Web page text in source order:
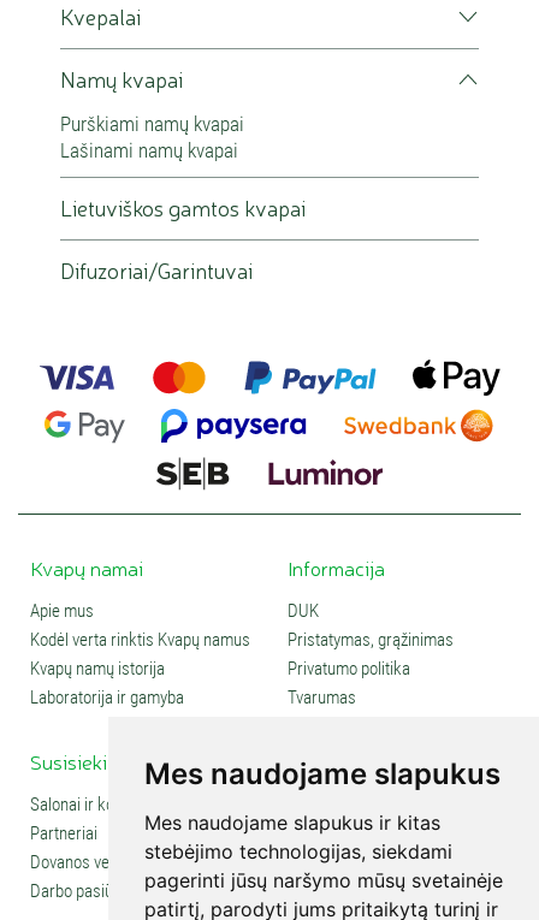
Mes naudojame slapukus
Mes naudojame slapukus ir kitas
stebėjimo technologijas, siekdami
pagerinti jūsų naršymo mūsų svetainėje
patirtį, parodyti jums pritaikytą turinį ir
todėl daugeliui žmonių svarbu žinoti, kokios sudėties kvapas
naudojamas namuose. Namų kvapai be sintetikos ir ftalatų
yra aiškesnės sudėties pasirinkimas tiems, kurie vertina
Kvepalai
Namų kvapai
Purškiami namų kvapai
Lašinami namų kvapai
Lietuviškos gamtos kvapai
Difuzoriai/Garintuvai
Kvapų namai
Apie mus
Kodėl verta rinktis Kvapų namus
Kvapų namų istorija
Laboratorija ir gamyba
Informacija
DUK
Pristatymas, grąžinimas
Privatumo politika
Tvarumas
Susisiekite
Salonai ir kontaktai
Partneriai
Dovanos verslui
Darbo pasiūlymai
Social media